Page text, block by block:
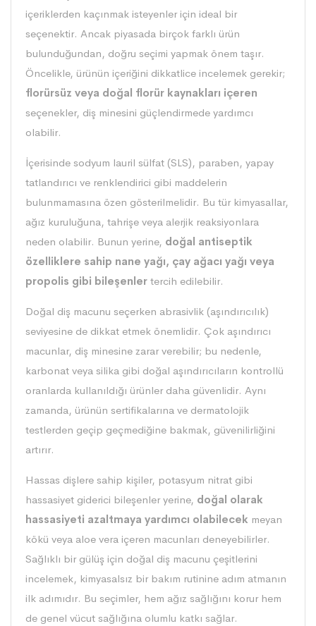
içeriklerden kaçınmak isteyenler için ideal bir
seçenektir. Ancak piyasada birçok farklı ürün
bulunduğundan, doğru seçimi yapmak önem taşır.
Öncelikle, ürünün içeriğini dikkatlice incelemek gerekir;
florürsüz veya doğal florür kaynakları içeren
seçenekler, diş minesini güçlendirmede yardımcı
olabilir.
İçerisinde sodyum lauril sülfat (SLS), paraben, yapay
tatlandırıcı ve renklendirici gibi maddelerin
bulunmamasına özen gösterilmelidir. Bu tür kimyasallar,
ağız kuruluğuna, tahrişe veya alerjik reaksiyonlara
neden olabilir. Bunun yerine, doğal antiseptik
özelliklere sahip nane yağı, çay ağacı yağı veya
propolis gibi bileşenler tercih edilebilir.
Doğal diş macunu seçerken abrasivlik (aşındırıcılık)
seviyesine de dikkat etmek önemlidir. Çok aşındırıcı
macunlar, diş minesine zarar verebilir; bu nedenle,
karbonat veya silika gibi doğal aşındırıcıların kontrollü
oranlarda kullanıldığı ürünler daha güvenlidir. Aynı
zamanda, ürünün sertifikalarına ve dermatolojik
testlerden geçip geçmediğine bakmak, güvenilirliğini
artırır.
Hassas dişlere sahip kişiler, potasyum nitrat gibi
hassasiyet giderici bileşenler yerine, doğal olarak
hassasiyeti azaltmaya yardımcı olabilecek meyan
kökü veya aloe vera içeren macunları deneyebilirler.
Sağlıklı bir gülüş için doğal diş macunu çeşitlerini
incelemek, kimyasalsız bir bakım rutinine adım atmanın
ilk adımıdır. Bu seçimler, hem ağız sağlığını korur hem
de genel vücut sağlığına olumlu katkı sağlar.